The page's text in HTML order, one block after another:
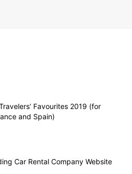
Favourites 2019 (for
and Spain)
Car Rental Company Website